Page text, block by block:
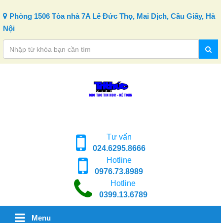
Phòng 1506 Tòa nhà 7A Lê Đức Thọ, Mai Dịch, Cầu Giấy, Hà
Nội
Tư vấn
024.6295.8666
Hotline
0976.73.8989
Hotline
0399.13.6789
Menu